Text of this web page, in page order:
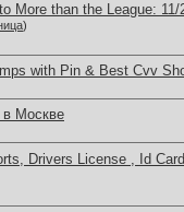
More than the League: 11/
)
with Pin & Best Cvv
в Москве
Drivers License , Id